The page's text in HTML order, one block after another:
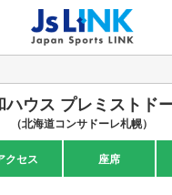
ハウス プレミストド
（北海道コンサドーレ札幌）
クセス 座席